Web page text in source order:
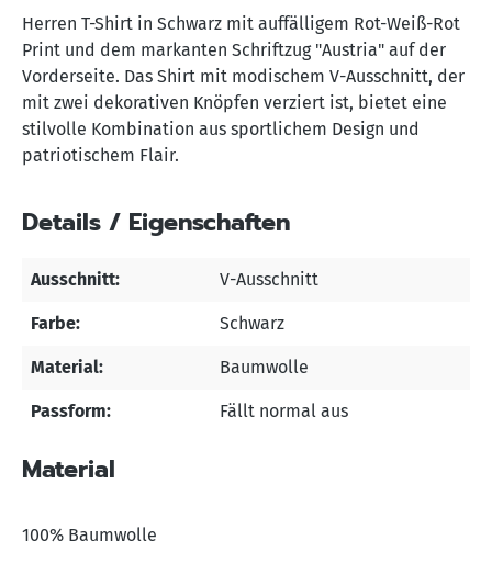
Herren T-Shirt in Schwarz mit auffälligem Rot-Weiß-Rot
Print und dem markanten Schriftzug "Austria" auf der
Vorderseite. Das Shirt mit modischem V-Ausschnitt, der
mit zwei dekorativen Knöpfen verziert ist, bietet eine
stilvolle Kombination aus sportlichem Design und
patriotischem Flair.
Details / Eigenschaften
Ausschnitt: V-Ausschnitt
Farbe: Schwarz
Material: Baumwolle
Passform: Fällt normal aus
Material
100% Baumwolle